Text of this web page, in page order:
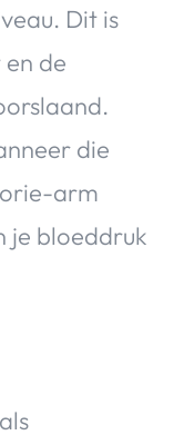
Dit is
de
die
arm
je bloeddruk